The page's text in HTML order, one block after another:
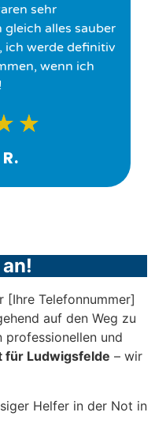
sehr
alles sauber
ich werde definitiv
wenn ich
★
[Ihre Telefonnummer]
auf den Weg zu
professionellen und
für Ludwigsfelde – wir
Helfer in der Not in